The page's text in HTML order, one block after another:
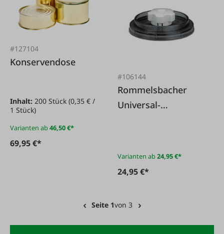
#127104
Konservendose
Inhalt: 200 Stück (0,35 € /
1 Stück)
Varianten ab46,50 €*
69,95 €*
#106144
Rommelsbacher
Universal-
Varianten ab24,95 €*
24,95 €*
Seite 1von 3